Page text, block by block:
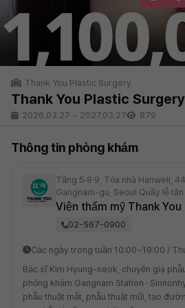
Thank You Plastic Surgery
Thank You Plastic
2026.03.27 ~ 2027.03.27 879
Thông tin phòng khám
Tầng 5·8·9, Tòa nhà Hanwell,
Gangnam-gu, Seoul Quầy lễ
Viện thẩm mỹ Thank You
02-567-0900
Các ngày trong tuần 10:00~19:00 /
Bác sĩ Kim Hyung-seok, chuyên gia
phòng khám Gangnam Station ·
phẫu thuật mắt, phẫu thuật mũi, tạo